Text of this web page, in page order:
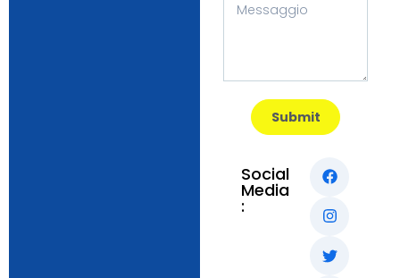
Submit
Social
Media
: